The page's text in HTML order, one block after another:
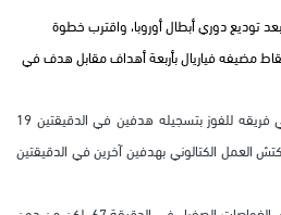
توديع دوري أبطال أوروبا، واقترب خطوة
مضيفه فياريال بأربعة أهداف مقابل هدف في
وقاد الساحر الأرجنتيني ليونيل ميسي فريقه للفوز بتسجيله هدفين في الدقيقتين 19
العمل الكتالوني بهدفين آخرين في الدقيقتين